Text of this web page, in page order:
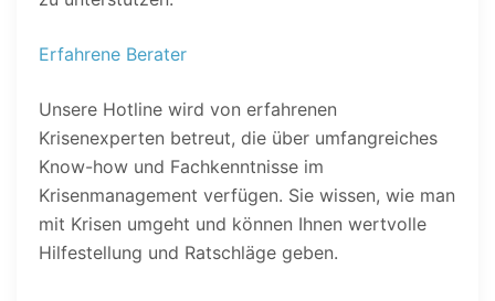
Erfahrene Berater
Unsere Hotline wird von erfahrenen
Krisenexperten betreut, die über umfangreiches
Know-how und Fachkenntnisse im
Krisenmanagement verfügen. Sie wissen, wie man
mit Krisen umgeht und können Ihnen wertvolle
Hilfestellung und Ratschläge geben.